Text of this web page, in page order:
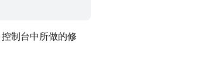
控制台中所做的修